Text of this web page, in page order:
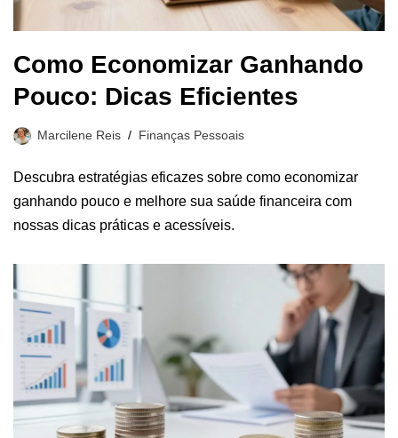
Como Economizar Ganhando
Pouco: Dicas Eficientes
Marcilene Reis Finanças Pessoais
Descubra estratégias eficazes sobre como economizar
ganhando pouco e melhore sua saúde financeira com
nossas dicas práticas e acessíveis.